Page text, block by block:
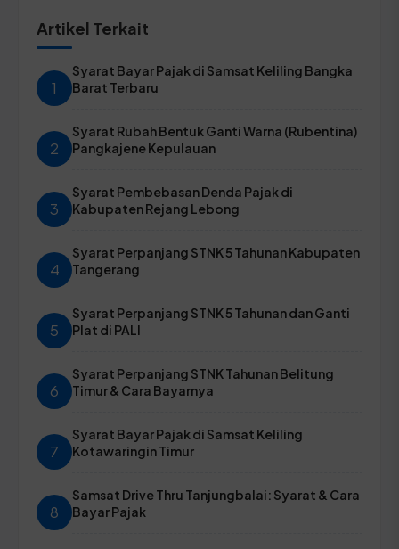
Artikel Terkait
1
Syarat Bayar Pajak di Samsat Keliling Bangka
Barat Terbaru
2
Syarat Rubah Bentuk Ganti Warna (Rubentina)
Pangkajene Kepulauan
3
Syarat Pembebasan Denda Pajak di
Kabupaten Rejang Lebong
4
Syarat Perpanjang STNK 5 Tahunan Kabupaten
Tangerang
5
Syarat Perpanjang STNK 5 Tahunan dan Ganti
Plat di PALI
6
Syarat Perpanjang STNK Tahunan Belitung
Timur & Cara Bayarnya
7
Syarat Bayar Pajak di Samsat Keliling
Kotawaringin Timur
8
Samsat Drive Thru Tanjungbalai: Syarat & Cara
Bayar Pajak